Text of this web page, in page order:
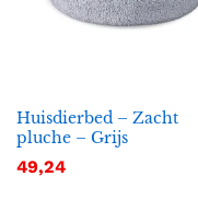
Huisdierbed – Zacht
pluche – Grijs
49,24